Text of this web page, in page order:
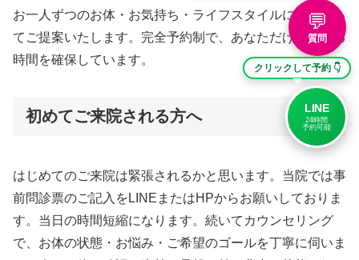
お一人ずつのお体・お気持ち・ライフスタイルに寄り添っ
てご提案いたします。完全予約制で、あなただけの整える
時間を確保しています。
初めてご来院される方へ
はじめてのご来院は緊張されるかと思います。当院では事
前問診票のご記入をLINEまたはHPからお願いしておりま
す。当日の時間短縮になります。続いてカウンセリング
で、お体の状態・お悩み・ご希望のゴールを丁寧に伺いま
💬
質問
クリックして予約 👇
LINE
24時間
予約可能